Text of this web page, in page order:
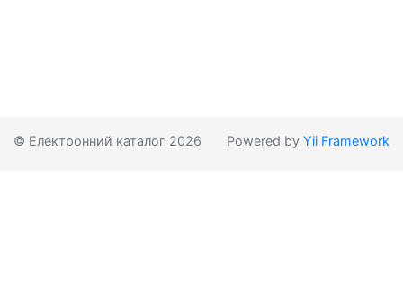
© Електронний каталог 2026 Powered by Yii Framework